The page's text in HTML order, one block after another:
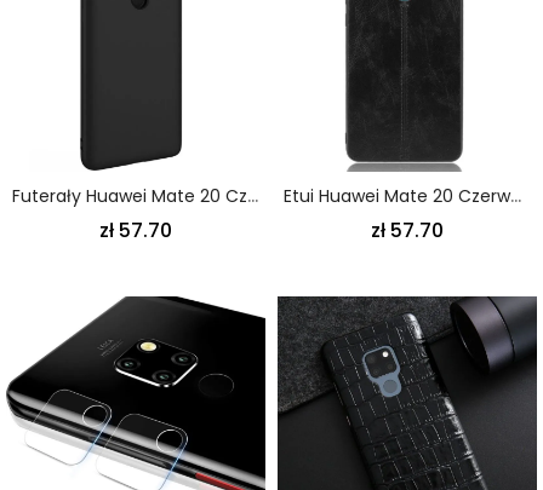
Futerały Huawei Mate 20 Czerwony Czarny Płynny Silikon Na Poziomie X
zł 57.70
Etui Huawei Mate 20 Czerwony Czarny Efekt Szytej Skóry
zł 57.70